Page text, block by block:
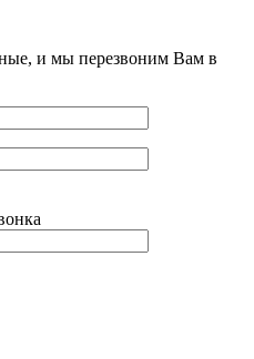
и мы перезвоним Вам в